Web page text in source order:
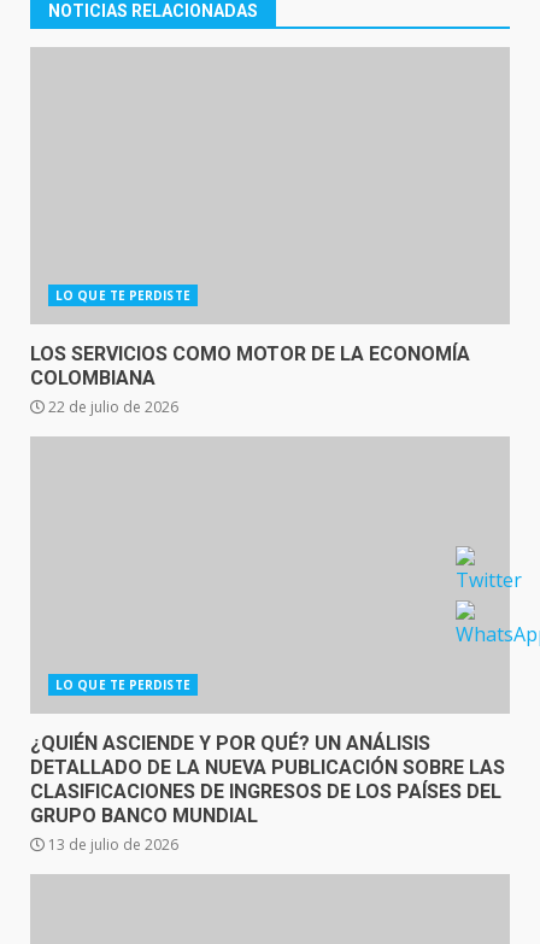
NOTICIAS RELACIONADAS
LO QUE TE PERDISTE
LOS SERVICIOS COMO MOTOR DE LA ECONOMÍA
COLOMBIANA
22 de julio de 2026
LO QUE TE PERDISTE
¿QUIÉN ASCIENDE Y POR QUÉ? UN ANÁLISIS
DETALLADO DE LA NUEVA PUBLICACIÓN SOBRE LAS
CLASIFICACIONES DE INGRESOS DE LOS PAÍSES DEL
GRUPO BANCO MUNDIAL
13 de julio de 2026